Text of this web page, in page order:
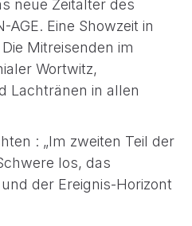
neue Zeitalter des
AGE. Eine Showzeit in
Mitreisenden im
Wortwitz,
Lachtränen in allen
: „Im zweiten Teil der
los, das
der Ereignis-Horizont